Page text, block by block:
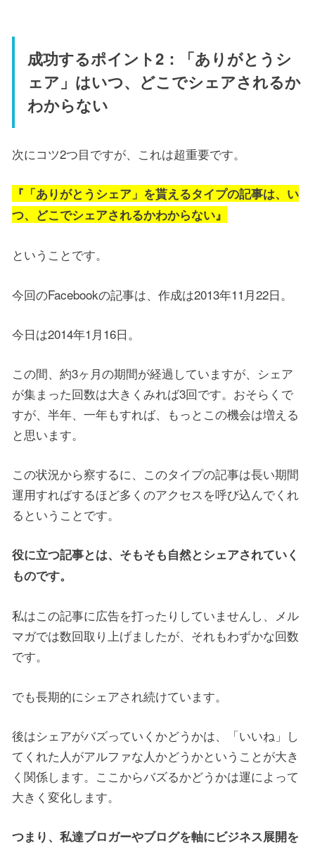
成功するポイント2：「ありがとうシ
ェア」はいつ、どこでシェアされるか
わからない
次にコツ2つ目ですが、これは超重要です。
『「ありがとうシェア」を貰えるタイプの記事は、い
つ、どこでシェアされるかわからない』
ということです。
今回のFacebookの記事は、作成は2013年11月22日。
今日は2014年1月16日。
この間、約3ヶ月の期間が経過していますが、シェア
が集まった回数は大きくみれば3回です。おそらくで
すが、半年、一年もすれば、もっとこの機会は増える
と思います。
この状況から察するに、このタイプの記事は長い期間
運用すればするほど多くのアクセスを呼び込んでくれ
るということです。
役に立つ記事とは、そもそも自然とシェアされていく
ものです。
私はこの記事に広告を打ったりしていませんし、メル
マガでは数回取り上げましたが、それもわずかな回数
です。
でも長期的にシェアされ続けています。
後はシェアがバズっていくかどうかは、「いいね」し
てくれた人がアルファな人かどうかということが大き
く関係します。ここからバズるかどうかは運によって
大きく変化します。
つまり、私達ブロガーやブログを軸にビジネス展開を